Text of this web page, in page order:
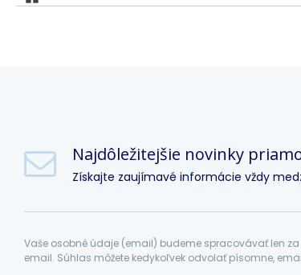
Najdôležitejšie novinky
Získajte zaujímavé informácie vždy
Vaše osobné údaje (email) budeme spracovávať len
email. Súhlas môžete kedykoľvek odvolať písomne,